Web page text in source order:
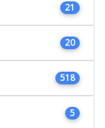
21
20
518
5